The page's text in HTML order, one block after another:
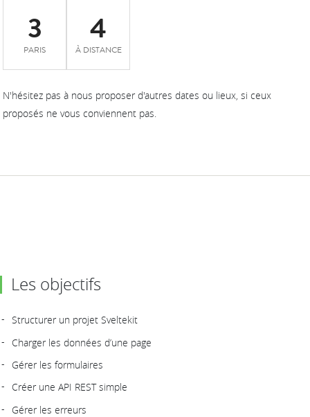
3
PARIS
4
À DISTANCE
N'hésitez pas à nous proposer d'autres dates ou lieux, si ceux
proposés ne vous conviennent pas.
Les objectifs
Structurer un projet Sveltekit
Charger les données d’une page
Gérer les formulaires
Créer une API REST simple
Gérer les erreurs